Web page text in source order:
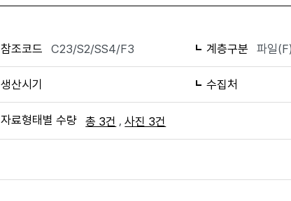
참조코드 C23/S2/SS4/F3 계층구분 파일(F)
생산시기 수집처
자료형태별 수량 총 3건 ,사진 3건